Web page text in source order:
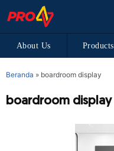
About Us Products
Beranda » boardroom display
boardroom display